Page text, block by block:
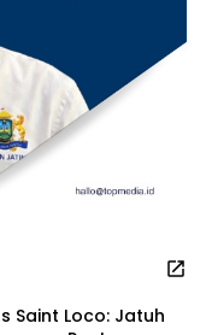
Saint Loco: Jatuh